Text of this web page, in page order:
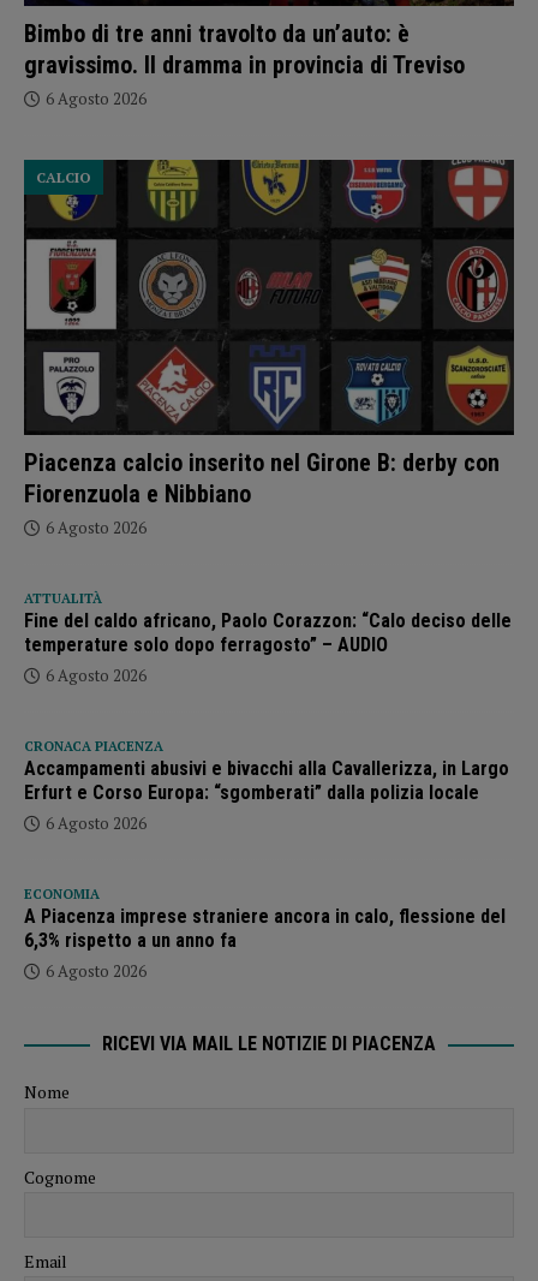
Bimbo di tre anni travolto da un’auto: è
gravissimo. Il dramma in provincia di Treviso
6 Agosto 2026
Piacenza calcio inserito nel Girone B: derby con
Fiorenzuola e Nibbiano
CALCIO
6 Agosto 2026
ATTUALITÀ
Fine del caldo africano, Paolo Corazzon: “Calo deciso delle
temperature solo dopo ferragosto” – AUDIO
6 Agosto 2026
CRONACA PIACENZA
Accampamenti abusivi e bivacchi alla Cavallerizza, in Largo
Erfurt e Corso Europa: “sgomberati” dalla polizia locale
6 Agosto 2026
ECONOMIA
A Piacenza imprese straniere ancora in calo, flessione del
6,3% rispetto a un anno fa
6 Agosto 2026
RICEVI VIA MAIL LE NOTIZIE DI PIACENZA
Nome
Cognome
Email